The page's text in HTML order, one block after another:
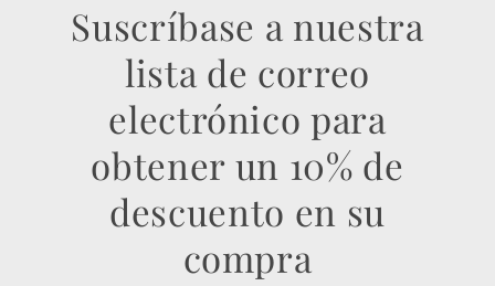
Suscríbase a nuestra
lista de correo
electrónico para
obtener un 10% de
descuento en su
compra